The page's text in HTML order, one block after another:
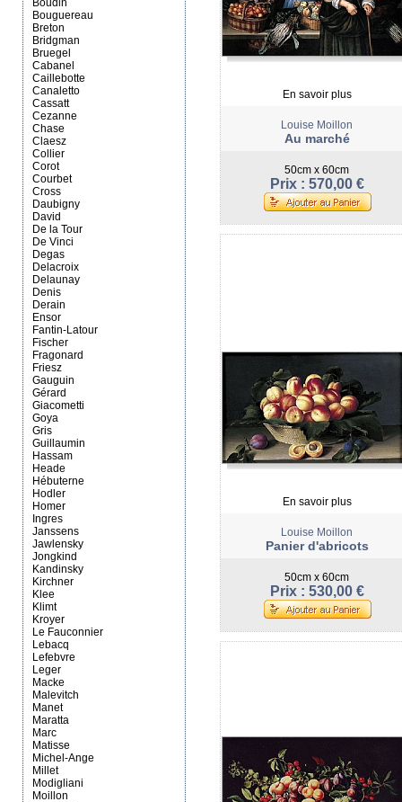
En savoir plus
Louise Moillon
Au marché
50cm x 60cm
Prix : 570,00 €
En savoir plus
Louise Moillon
Panier d'abricots
50cm x 60cm
Prix : 530,00 €
Boudin
Bouguereau
Breton
Bridgman
Bruegel
Cabanel
Caillebotte
Canaletto
Cassatt
Cezanne
Chase
Claesz
Collier
Corot
Courbet
Cross
Daubigny
David
De la Tour
De Vinci
Degas
Delacroix
Delaunay
Denis
Derain
Ensor
Fantin-Latour
Fischer
Fragonard
Friesz
Gauguin
Gérard
Giacometti
Goya
Gris
Guillaumin
Hassam
Heade
Hébuterne
Hodler
Homer
Ingres
Janssens
Jawlensky
Jongkind
Kandinsky
Kirchner
Klee
Klimt
Kroyer
Le Fauconnier
Lebacq
Lefebvre
Leger
Macke
Malevitch
Manet
Maratta
Marc
Matisse
Michel-Ange
Millet
Modigliani
Moillon